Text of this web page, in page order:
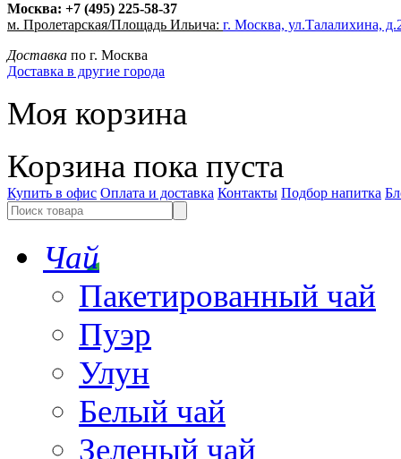
Москва: +7 (495) 225-58-37
м. Пролетарская/Площадь Ильича: г. Москва, ул.Талалихина,
Доставка по г. Москва
Доставка в другие города
Моя корзина
Корзина пока пуста
Купить в офис Оплата и доставка Контакты Подбор напитка
Чай
Пакетированный чай
Пуэр
Улун
Белый чай
Зеленый чай